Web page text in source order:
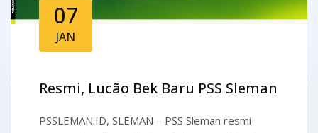
07
JAN
Resmi, Lucão Bek Baru PSS Sleman
PSSLEMAN.ID, SLEMAN – PSS Sleman resmi